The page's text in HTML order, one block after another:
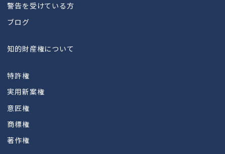
警告を受けている方
ブログ
知的財産権について
特許権
実用新案権
意匠権
商標権
著作権